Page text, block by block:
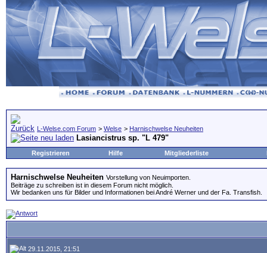
L-Welse.com Forum > Welse > Harnischwelse Neuheiten
Lasiancistrus sp. "L 479"
Registrieren Hilfe Mitgliederliste
Harnischwelse Neuheiten Vorstellung von Neuimporten.
Beiträge zu schreiben ist in diesem Forum nicht möglich.
Wir bedanken uns für Bilder und Informationen bei André Werner und der Fa. Transfish.
29.11.2015, 21:51